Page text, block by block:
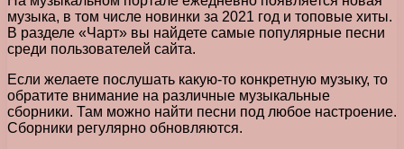
музыка, в том числе новинки за 2021 год и топовые хиты.
В разделе «Чарт» вы найдете самые популярные песни
среди пользователей сайта.
Если желаете послушать какую-то конкретную музыку, то
обратите внимание на различные музыкальные
сборники. Там можно найти песни под любое настроение.
Сборники регулярно обновляются.